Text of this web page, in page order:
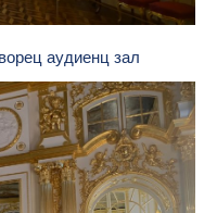
аудиенц зал